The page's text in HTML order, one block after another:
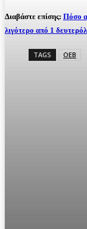
Διαβάστε επίσης: Πόσο
λιγότερο από 1
TAGS ΟΕΒ